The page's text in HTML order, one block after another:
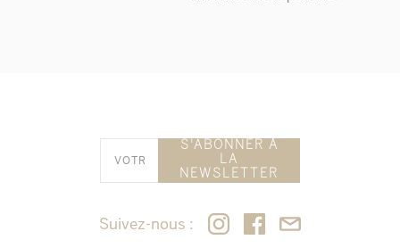
S'ABONNER À
LA
NEWSLETTER
Suivez-nous :